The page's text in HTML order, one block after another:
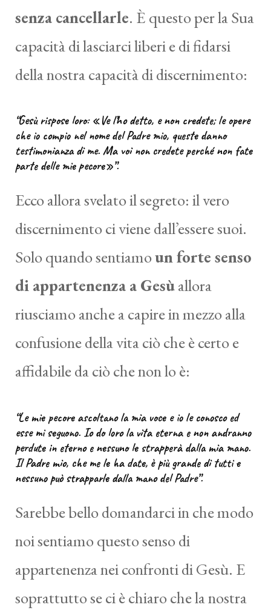
senza cancellarle. È questo per la Sua
capacità di lasciarci liberi e di fidarsi
della nostra capacità di discernimento:
“Gesù rispose loro: «Ve l’ho detto, e non credete; le opere
che io compio nel nome del Padre mio, queste danno
testimonianza di me. Ma voi non credete perché non fate
parte delle mie pecore»”.
Ecco allora svelato il segreto: il vero
discernimento ci viene dall’essere suoi.
Solo quando sentiamoun forte senso
di appartenenza a Gesùallora
riusciamo anche a capire in mezzo alla
confusione della vita ciò che è certo e
affidabile da ciò che non lo è:
“Le mie pecore ascoltano la mia voce e io le conosco ed
esse mi seguono. Io do loro la vita eterna e non andranno
perdute in eterno e nessuno le strapperà dalla mia mano.
Il Padre mio, che me le ha date, è più grande di tutti e
nessuno può strapparle dalla mano del Padre”.
Sarebbe bello domandarci in che modo
noi sentiamo questo senso di
appartenenza nei confronti di Gesù. E
soprattutto se ci è chiaro che la nostra